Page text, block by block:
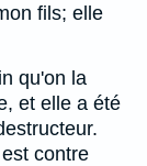
fils; elle
qu'on la
et elle a été
contre